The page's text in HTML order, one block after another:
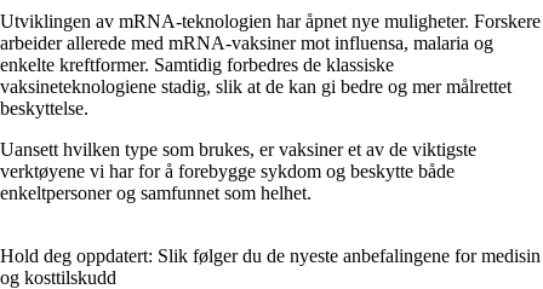
Utviklingen av mRNA-teknologien har åpnet nye muligheter. Forskere
arbeider allerede med mRNA-vaksiner mot influensa, malaria og
enkelte kreftformer. Samtidig forbedres de klassiske
vaksineteknologiene stadig, slik at de kan gi bedre og mer målrettet
beskyttelse.
Uansett hvilken type som brukes, er vaksiner et av de viktigste
verktøyene vi har for å forebygge sykdom og beskytte både
enkeltpersoner og samfunnet som helhet.
Hold deg oppdatert: Slik følger du de nyeste anbefalingene for medisin
og kosttilskudd